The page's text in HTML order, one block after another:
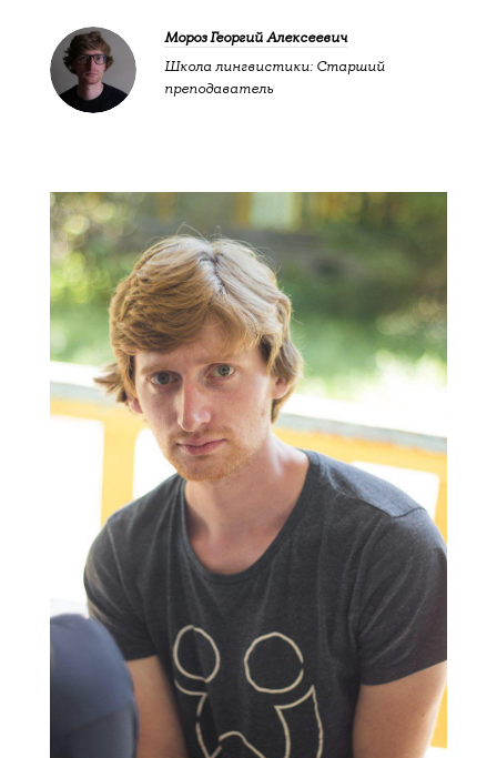
Мороз Георгий Алексеевич
Школа лингвистики: Старший
преподаватель